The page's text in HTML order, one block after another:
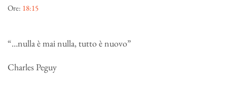
Ore: 18:15
“…nulla è mai nulla, tutto è nuovo”
Charles Peguy